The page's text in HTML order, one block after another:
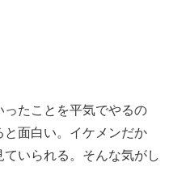
たことを平気でやるの
面白い。イケメンだか
いられる。そんな気がし